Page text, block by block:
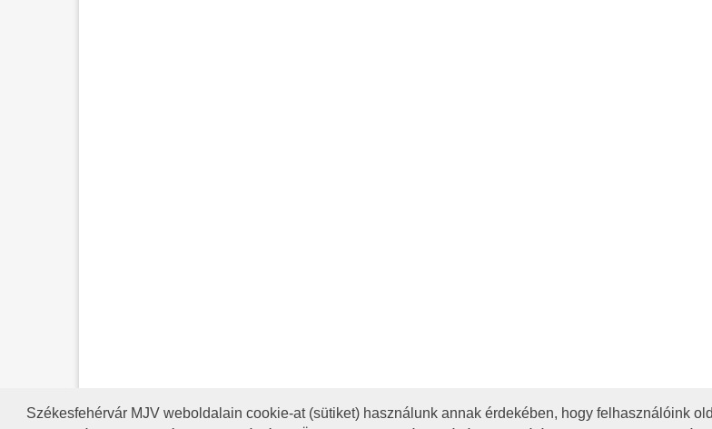
Székesfehérvár MJV weboldalain cookie-at (sütiket) használunk annak érdekében, hogy felhasználóink
RSS A HONLAP 2017.03.31-I ÁLLAPOTA JOGI NYILATKOZAT IMPRESSZUM